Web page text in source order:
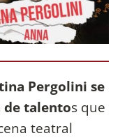
Pergolini se
de talentos que
teatral